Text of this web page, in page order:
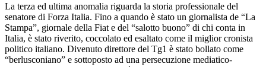
La terza ed ultima anomalia riguarda la storia professionale del
senatore di Forza Italia. Fino a quando è stato un giornalista de “La
Stampa”, giornale della Fiat e del “salotto buono” di chi conta in
Italia, è stato riverito, coccolato ed esaltato come il miglior cronista
politico italiano. Divenuto direttore del Tg1 è stato bollato come
“berlusconiano” e sottoposto ad una persecuzione mediatico-